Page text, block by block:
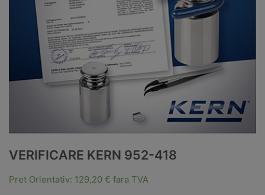
VERIFICARE KERN 952-418
Pret Orientativ: 129,20 € fara TVA